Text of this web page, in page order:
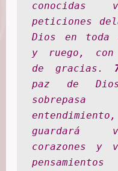
conocidas
peticiones
Dios en toda
y ruego, con
de gracias.
paz de
entendimiento,
guardará
corazones y